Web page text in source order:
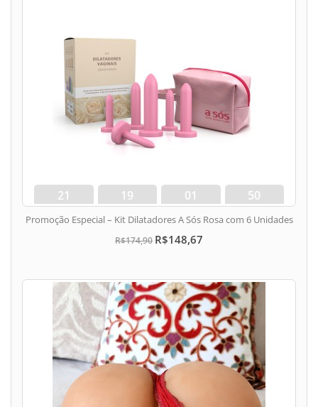
21
dias
19
hora
01
min
49
seg
Promoção Especial – Kit Dilatadores A Sós Rosa com 6 Unidades
R$174,90 R$148,67